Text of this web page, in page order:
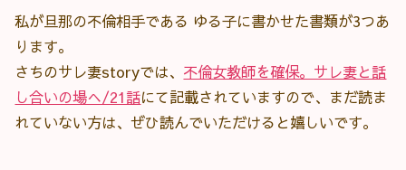
私が旦那の不倫相手である ゆる子に書かせた書類が3つあ
ります。
さちのサレ妻storyでは、 不倫女教師を確保。サレ妻と話
し合いの場へ/21話にて記載されていますので、まだ読ま
れていない方は、ぜひ読んでいただけると嬉しいです。